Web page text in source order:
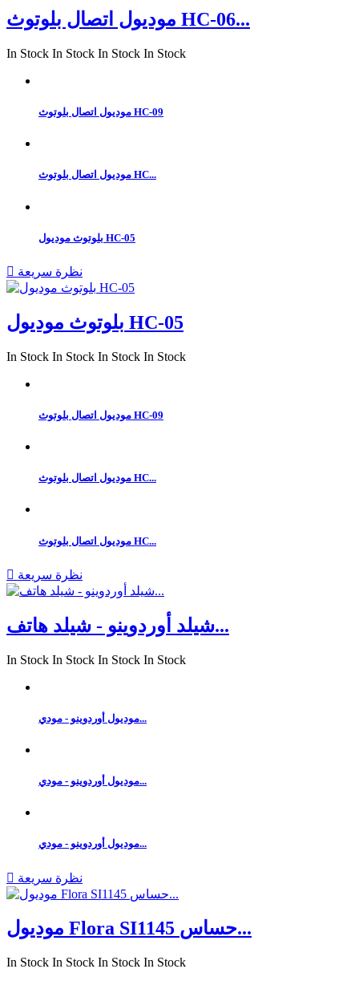
موديول اتصال بلوتوث HC-06...
In Stock In Stock In Stock In Stock
موديول اتصال بلوتوث HC-09
موديول اتصال بلوتوث HC...
بلوتوث موديول HC-05
 نظرة سريعة
بلوتوث موديول HC-05
In Stock In Stock In Stock In Stock
موديول اتصال بلوتوث HC-09
موديول اتصال بلوتوث HC...
موديول اتصال بلوتوث HC...
 نظرة سريعة
شيلد أوردوينو - شيلد هاتف...
In Stock In Stock In Stock In Stock
موديول أوردوينو - مودي...
موديول أوردوينو - مودي...
موديول أوردوينو - مودي...
 نظرة سريعة
موديول Flora SI1145 حساس...
In Stock In Stock In Stock In Stock